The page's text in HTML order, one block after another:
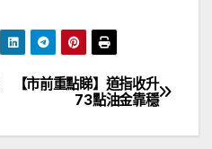
【市前重點睇】道指收升
73點油金靠穩